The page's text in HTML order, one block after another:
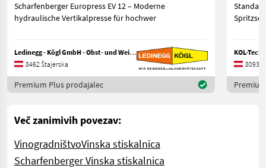
Scharfenberger Europress EV 12 – Moderne
hydraulische Vertikalpresse für hochwer
Ledinegg - Kögl GmbH - Obst- und Weinbautechnik
8462 Štajerska
Premium Plus prodajalec
KOL-
8093
Več zanimivih povezav:
VinogradništvoVinska stiskalnica
Scharfenberger Vinska stiskalnica